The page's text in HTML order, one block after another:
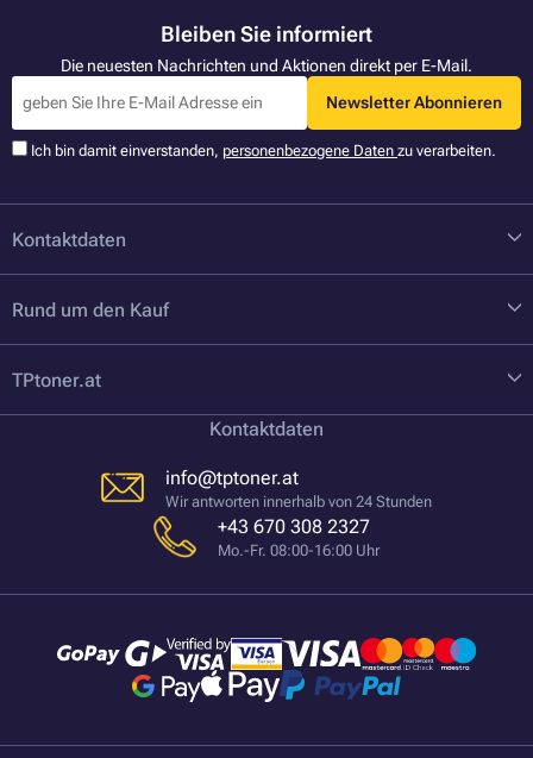
Bleiben Sie informiert
Die neuesten Nachrichten und Aktionen direkt per E-Mail.
Newsletter Abonnieren
Ich bin damit einverstanden, personenbezogene Daten zu verarbeiten.
Kontaktdaten
Rund um den Kauf
TPtoner.at
Kontaktdaten
info@tptoner.at
Wir antworten innerhalb von 24 Stunden
+43 670 308 2327
Mo.-Fr. 08:00-16:00 Uhr